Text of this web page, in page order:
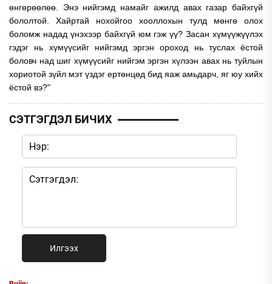
өнгөрөөлөө. Энэ нийгэмд намайг ажилд авах газар байхгүй
бололтой. Хайртай нохойгоо хооллохын тулд мөнгө олох
боломж надад үнэхээр байхгүй юм гэж үү? Засан хүмүүжүүлэх
гэдэг нь хүмүүсийг нийгэмд эргэн ороход нь туслах ёстой
боловч над шиг хүмүүсийг нийгэм эргэн хүлээн авах нь туйлын
хориотой зүйл мэт үздэг ертөнцөд бид яаж амьдарч, яг юу хийх
ёстой вэ?"
СЭТГЭГДЭЛ БИЧИХ
Илгээх